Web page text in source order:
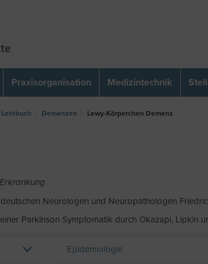
Praxisorganisation Medizintechnik
Demenzen Lewy-Körperchen Demenz
Neurologen und Neuropathologen
Parkinson Symptomatik durch Okazapi, Lipkin
Epidemiologie